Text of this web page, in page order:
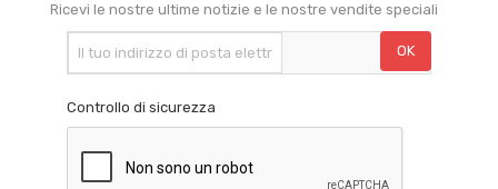
Ricevi le nostre ultime notizie e le nostre vendite speciali
Controllo di sicurezza